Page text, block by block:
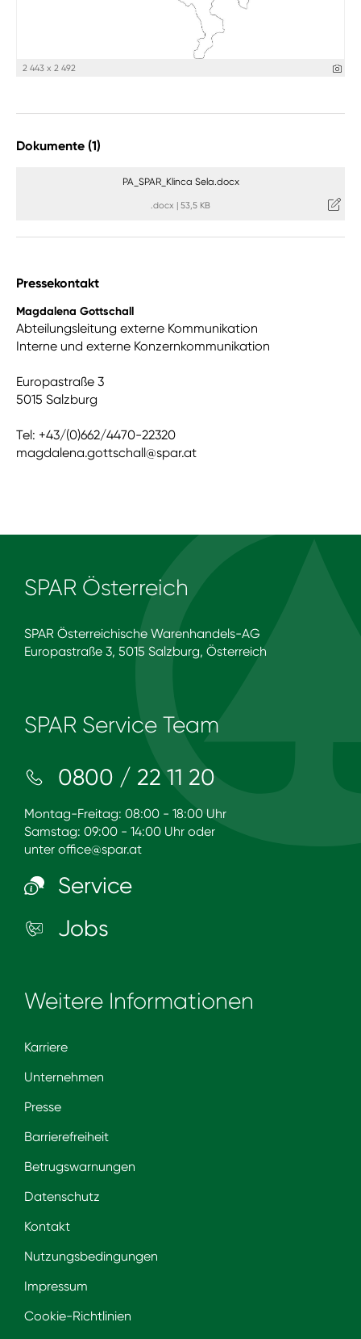
2 443 x 2 492
Dokumente (1)
PA_SPAR_Klinca Sela.docx
.docx 53,5 KB
Pressekontakt
Magdalena Gottschall
Abteilungsleitung externe Kommunikation
Interne und externe Konzernkommunikation
Europastraße 3
5015 Salzburg
Tel: +43/(0)662/4470-22320
magdalena.gottschall@spar.at
SPAR Österreich
SPAR Österreichische Warenhandels-AG
Europastraße 3, 5015 Salzburg, Österreich
SPAR Service Team
0800 / 22 11 20
Montag-Freitag: 08:00 - 18:00 Uhr
Samstag: 09:00 - 14:00 Uhr oder
unter office@spar.at
Service
Jobs
Weitere Informationen
Karriere
Unternehmen
Presse
Barrierefreiheit
Betrugswarnungen
Datenschutz
Kontakt
Nutzungsbedingungen
Impressum
Cookie-Richtlinien